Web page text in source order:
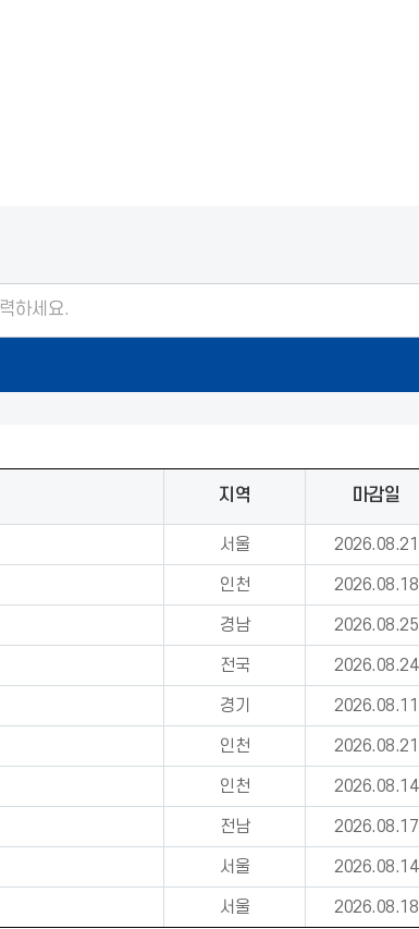
지역 마감일
서울 2026.08.21
인천 2026.08.18
경남 2026.08.25
전국 2026.08.24
경기 2026.08.11
인천 2026.08.21
인천 2026.08.14
전남 2026.08.17
서울 2026.08.14
서울 2026.08.18